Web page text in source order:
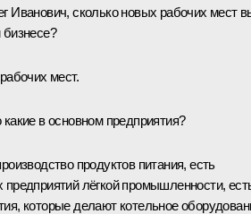
Иванович, сколько новых рабочих мест
мест.
какие в основном предприятия?
продуктов питания, есть
лёгкой промышленности,
которые делают котельное